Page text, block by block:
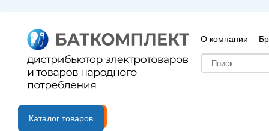
О компании
B2B портал
Каталог товаров